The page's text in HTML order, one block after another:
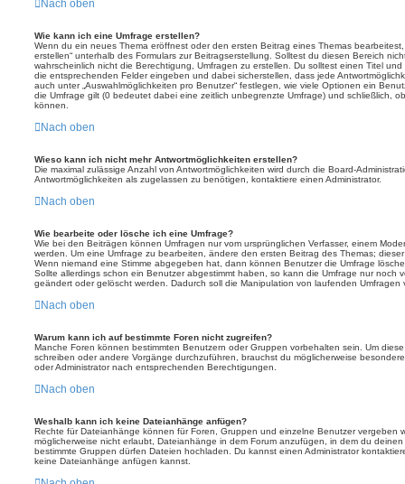
Nach oben
Wie kann ich eine Umfrage erstellen?
Wenn du ein neues Thema eröffnest oder den ersten Beitrag eines Themas
erstellen“ unterhalb des Formulars zur Beitragserstellung. Solltest du diesen Bereich
wahrscheinlich nicht die Berechtigung, Umfragen zu erstellen. Du solltest einen Titel
die entsprechenden Felder eingeben und dabei sicherstellen, dass jede
auch unter „Auswahlmöglichkeiten pro Benutzer“ festlegen, wie viele Optionen ein
die Umfrage gilt (0 bedeutet dabei eine zeitlich unbegrenzte Umfrage) und schließlich,
können.
Nach oben
Wieso kann ich nicht mehr Antwortmöglichkeiten erstellen?
Die maximal zulässige Anzahl von Antwortmöglichkeiten wird durch die Board-
Antwortmöglichkeiten als zugelassen zu benötigen, kontaktiere einen Administrator.
Nach oben
Wie bearbeite oder lösche ich eine Umfrage?
Wie bei den Beiträgen können Umfragen nur vom ursprünglichen Verfasser, einem
werden. Um eine Umfrage zu bearbeiten, ändere den ersten Beitrag des Themas;
Wenn niemand eine Stimme abgegeben hat, dann können Benutzer die Umfrage
Sollte allerdings schon ein Benutzer abgestimmt haben, so kann die Umfrage nur noch
geändert oder gelöscht werden. Dadurch soll die Manipulation von laufenden Umfragen
Nach oben
Warum kann ich auf bestimmte Foren nicht zugreifen?
Manche Foren können bestimmten Benutzern oder Gruppen vorbehalten sein. Um
schreiben oder andere Vorgänge durchzuführen, brauchst du möglicherweise
oder Administrator nach entsprechenden Berechtigungen.
Nach oben
Weshalb kann ich keine Dateianhänge anfügen?
Rechte für Dateianhänge können für Foren, Gruppen und einzelne Benutzer vergeben
möglicherweise nicht erlaubt, Dateianhänge in dem Forum anzufügen, in dem du
bestimmte Gruppen dürfen Dateien hochladen. Du kannst einen Administrator
keine Dateianhänge anfügen kannst.